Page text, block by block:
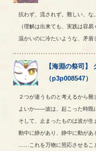
抗わず、流されず。難しい、な。
（理解は出来ても、実践は容
温かいのに冷たいような、矛盾
【海淵の祭司 】
（p3p008547）
２つが違うものと考えるから難
よいか——波は、起こった時既
そして、止まったものは波が生
動中に静があり、静中に動があ
……これを万物に照応させるこ